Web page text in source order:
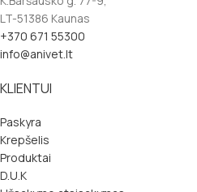
LT-51386 Kaunas
+370 671 55300
info@anivet.lt
KLIENTUI
Paskyra
Krepšelis
Produktai
D.U.K